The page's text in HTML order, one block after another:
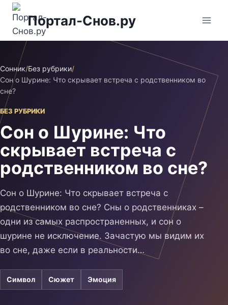
Перейти
содержимому
Портал-Снов.ру
Сонник/Без рубрики/
Сон о Шурине: Что скрывает встреча с родственником во
сне?
БЕЗ РУБРИКИ
Сон о Шурине: Что
скрывает встреча с
родственником во сне?
Сон о Шурине: Что скрывает встреча с
родственником во сне? Сны о родственниках –
одни из самых распространенных, и сон о
шурине не исключение. Зачастую мы видим их
во сне, даже если в реальности…
Символ Сюжет Эмоция